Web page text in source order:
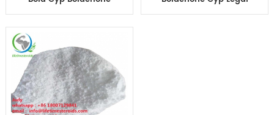
Cyp Menselijke
Boldenone Cypionate
Bold Cyp Boldenone
Cyp
Muscle Building CAS